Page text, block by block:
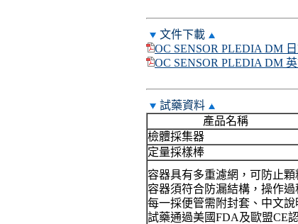
文件下載
OC SENSOR PLEDIA DM
OC SENSOR PLEDIA DM
試藥資料
產品名稱
檢體採集器
定量採樣棒
容器具有多重濾網，可防止
容器須符合防漏結構，操作
每一採便管需附封套、中文說
試藥通過美國FDA及歐盟CE